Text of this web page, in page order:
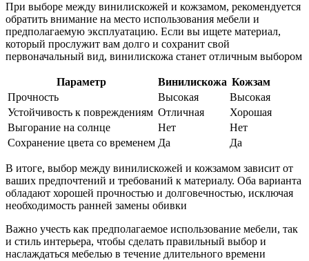
При выборе между винилискожей и кожзамом, рекомендуется
обратить внимание на место использования мебели и
предполагаемую эксплуатацию. Если вы ищете материал,
который прослужит вам долго и сохранит свой
первоначальный вид, винилискожа станет отличным выбором
Параметр Винилискожа Кожзам
Прочность
Высокая
Высокая
Устойчивость к повреждениям Отличная
Хорошая
Выгорание на солнце
Нет
Нет
Сохранение цвета со временем Да Да
В итоге, выбор между винилискожей и кожзамом зависит от
ваших предпочтений и требований к материалу. Оба варианта
обладают хорошей прочностью и долговечностью, исключая
необходимость ранней замены обивки
Важно учесть как предполагаемое использование мебели, так
и стиль интерьера, чтобы сделать правильный выбор и
наслаждаться мебелью в течение длительного времени